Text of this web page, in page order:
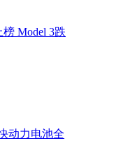
Model 3跌
动力电池全